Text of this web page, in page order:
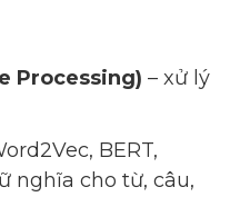
Processing) – xử lý
BERT,
nghĩa cho từ, câu,